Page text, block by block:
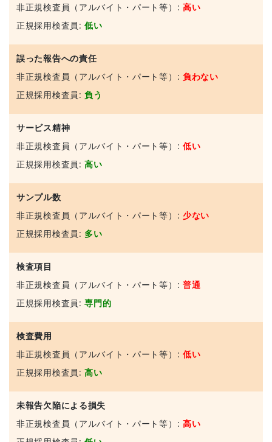
非正規検査員（アルバイト・パート等）: 高い
正規採用検査員:低い
誤った報告への責任
非正規検査員（アルバイト・パート等）: 負わない
正規採用検査員:負う
サービス精神
非正規検査員（アルバイト・パート等）: 低い
正規採用検査員:高い
サンプル数
非正規検査員（アルバイト・パート等）: 少ない
正規採用検査員: 多い
検査項目
非正規検査員（アルバイト・パート等）: 普通
正規採用検査員:専門的
検査費用
非正規検査員（アルバイト・パート等）: 低い
正規採用検査員:高い
未報告欠陥による損失
非正規検査員（アルバイト・パート等）: 高い